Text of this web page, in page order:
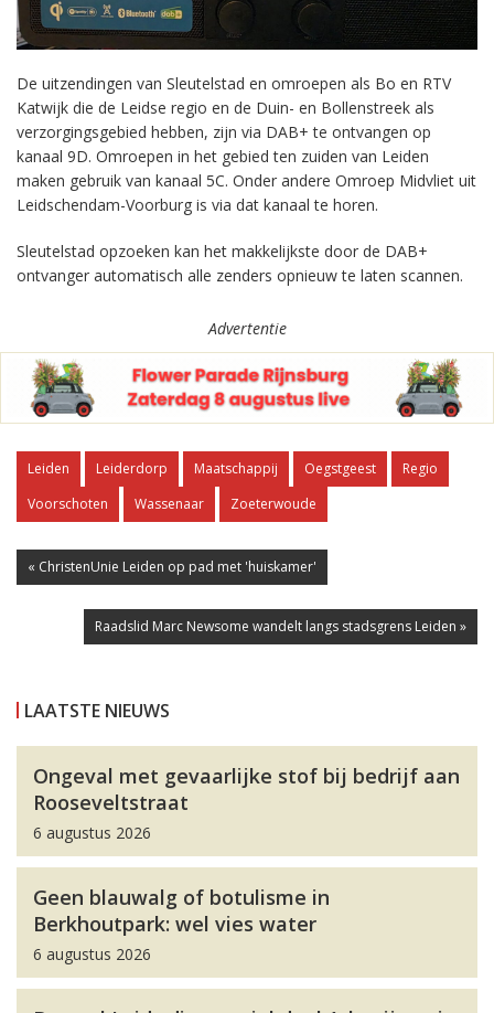
De uitzendingen van Sleutelstad en omroepen als Bo en RTV
Katwijk die de Leidse regio en de Duin- en Bollenstreek als
verzorgingsgebied hebben, zijn via DAB+ te ontvangen op
kanaal 9D. Omroepen in het gebied ten zuiden van Leiden
maken gebruik van kanaal 5C. Onder andere Omroep Midvliet uit
Leidschendam-Voorburg is via dat kanaal te horen.
Sleutelstad opzoeken kan het makkelijkste door de DAB+
ontvanger automatisch alle zenders opnieuw te laten scannen.
Advertentie
Leiden Leiderdorp Maatschappij Oegstgeest
Regio
Voorschoten
Wassenaar Zoeterwoude
« ChristenUnie Leiden op pad met 'huiskamer'
Raadslid Marc Newsome wandelt langs stadsgrens Leiden »
LAATSTE NIEUWS
Ongeval met gevaarlijke stof bij bedrijf aan
Rooseveltstraat
6 augustus 2026
Geen blauwalg of botulisme in
Berkhoutpark: wel vies water
6 augustus 2026